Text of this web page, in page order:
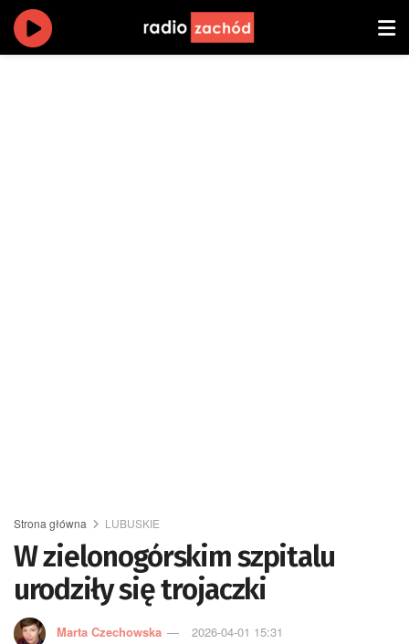
Strona główna LUBUSKIE
W zielonogórskim szpitalu
urodziły się trojaczki
Marta Czechowska 2026-04-01 15:31